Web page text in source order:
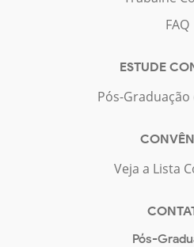
FAQ
ESTUDE
Pós-Graduação
Veja a Lista
Pós-